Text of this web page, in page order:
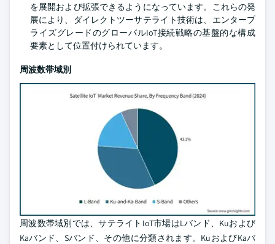
を展開および拡張できるようになっています。これらの発
展により、ダイレクトツーサテライト技術は、エンタープ
ライズグレードのグローバルIoT接続戦略の基盤的な構成
要素として位置付けられています。
周波数帯域別
周波数帯域別では、サテライトIoT市場はLバンド、Kuおよび
Kaバンド、Sバンド、その他に分類されます。KuおよびKaバ